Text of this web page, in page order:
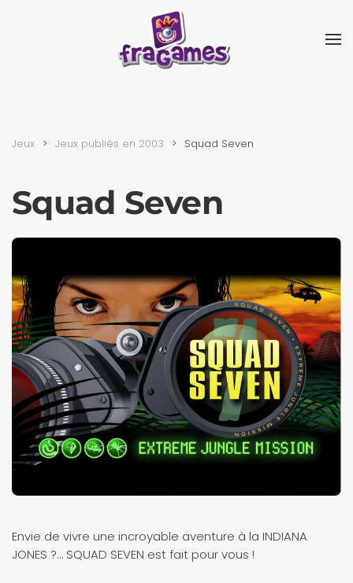
Skip to main content
Jeux Jeux publiés en 2003 Squad Seven
Squad Seven
Envie de vivre une incroyable aventure à la INDIANA
JONES ?… SQUAD SEVEN est fait pour vous !